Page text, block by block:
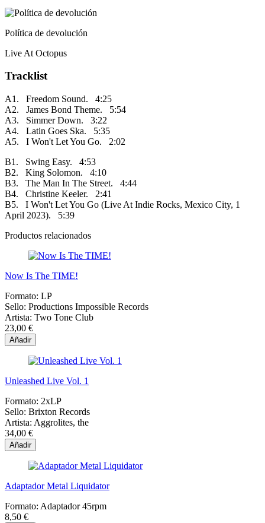
Política de devolución
Live At Octopus
Tracklist
A1. Freedom Sound. 4:25
A2. James Bond Theme. 5:54
A3. Simmer Down. 3:22
A4. Latin Goes Ska. 5:35
A5. I Won't Let You Go. 2:02
B1. Swing Easy. 4:53
B2. King Solomon. 4:10
B3. The Man In The Street. 4:44
B4. Christine Keeler. 2:41
B5. I Won't Let You Go (Live At Indie Rocks, Mexico City, 1
April 2023). 5:39
Productos relacionados
Now Is The TIME!
Formato: LP
Sello: Productions Impossible Records
Artista: Two Tone Club
23,00 €
Añadir
Unleashed Live Vol. 1
Formato: 2xLP
Sello: Brixton Records
Artista: Aggrolites, the
34,00 €
Añadir
Adaptador Metal Liquidator
Formato: Adaptador 45rpm
8,50 €